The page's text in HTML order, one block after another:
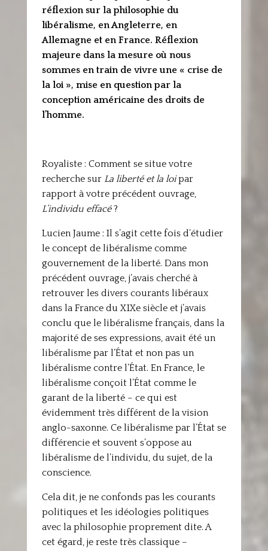
réflexion sur la philosophie du
libéralisme, en Angleterre, en
Allemagne et en France. Réflexion
majeure dans la mesure où nous
sommes en train de vivre une « crise de
la loi », mise en question par la
conception américaine des droits de
l’homme.
Royaliste : Comment se situe votre
recherche sur La liberté et la loipar
rapport à votre précédent ouvrage,
L’individu effacé?
Lucien Jaume : Il s’agit cette fois d’étudier
le concept de libéralisme comme
gouvernement de la liberté. Dans mon
précédent ouvrage, j’avais cherché à
retrouver les divers courants libéraux
dans la France du XIXe siècle et j’avais
conclu que le libéralisme français, dans la
majorité de ses expressions, avait été un
libéralisme par l’État et non pas un
libéralisme contre l’État. En France, le
libéralisme conçoit l’État comme le
garant de la liberté – ce qui est
évidemment très différent de la vision
anglo-saxonne. Ce libéralisme par l’État se
différencie et souvent s’oppose au
libéralisme de l’individu, du sujet, de la
conscience.
Cela dit, je ne confonds pas les courants
politiques et les idéologies politiques
avec la philosophie proprement dite. A
cet égard, je reste très classique –